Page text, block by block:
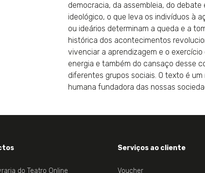
democracia, da assembleia, do
ideológico, o que leva os indivíduos à
ou ideários determinam a queda e a
histórica dos acontecimentos
vivenciar a aprendizagem e o
energia e também do cansaço desse
diferentes grupos sociais. O texto é
humana fundadora das nossas
do Teatro Online
Serviços ao cliente
Voucher